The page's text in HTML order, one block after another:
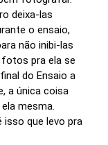
deixa-las
o ensaio,
não inibi-las
pra ela se
do Ensaio a
a única coisa
mesma.
isso que levo pra